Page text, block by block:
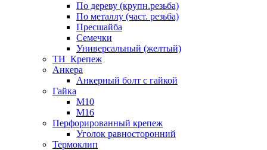
По дереву (крупн.резьба)
По металлу (част. резьба)
Пресшайба
Семечки
Универсальный (желтый)
ТН_Крепеж
Анкера
Анкерный болт с гайкой
Гайка
М10
М16
Перфорированный крепеж
Уголок равносторонний
Термоклип